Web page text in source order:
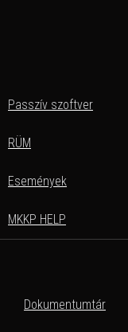
Passzív szoftver
RÜM
Események
MKKP HELP
Dokumentumtár